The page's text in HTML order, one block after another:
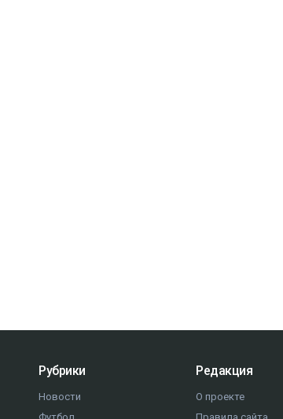
Рубрики
Новости
Редакция
О проекте